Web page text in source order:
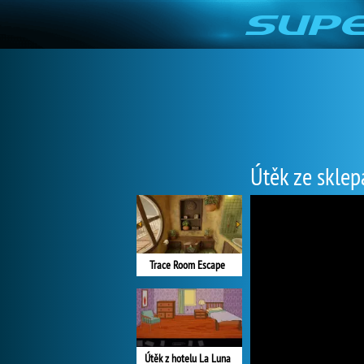
Útěk ze
Trace Room Escape
Útěk z hotelu La Luna